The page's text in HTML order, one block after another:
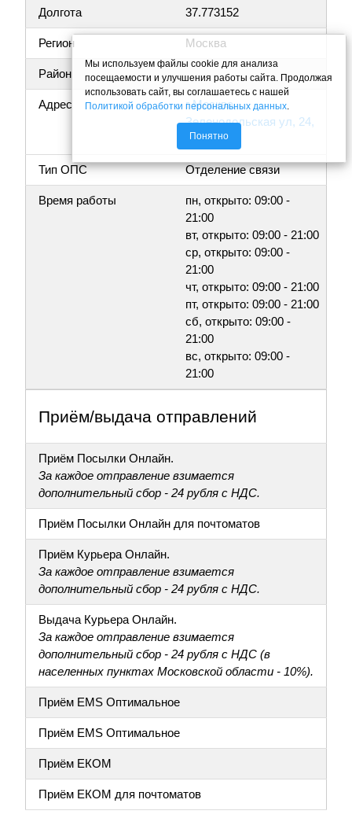
Долгота 37.773152
Регион Москва
Район
Адрес
г Москва,
Зеленодольская ул, 24,
к.2
Тип ОПС Отделение связи
Время работы
пн, открыто: 09:00 -
21:00
вт, открыто: 09:00 - 21:00
ср, открыто: 09:00 -
21:00
чт, открыто: 09:00 - 21:00
пт, открыто: 09:00 - 21:00
сб, открыто: 09:00 -
21:00
вс, открыто: 09:00 -
21:00
Приём/выдача отправлений
Приём Посылки Онлайн.
За каждое отправление взимается
дополнительный сбор - 24 рубля с НДС.
Приём Посылки Онлайн для почтоматов
Приём Курьера Онлайн.
За каждое отправление взимается
дополнительный сбор - 24 рубля с НДС.
Выдача Курьера Онлайн.
За каждое отправление взимается
дополнительный сбор - 24 рубля с НДС (в
населенных пунктах Московской области - 10%).
Приём EMS Оптимальное
Приём EMS Оптимальное
Приём ЕКОМ
Приём ЕКОМ для почтоматов
Мы используем файлы cookie для анализа
посещаемости и улучшения работы сайта. Продолжая
использовать сайт, вы соглашаетесь с нашей
Политикой обработки персональных данных.
Понятно